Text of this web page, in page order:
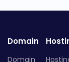
Domain
Domain